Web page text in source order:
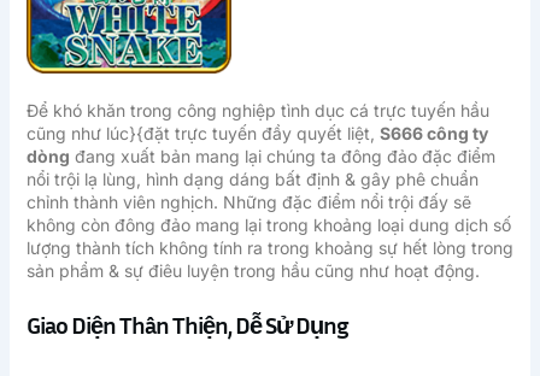
Để khó khăn trong công nghiệp tình dục cá trực tuyến hầu
cũng như lúc}{đặt trực tuyến đầy quyết liệt, S666 công ty
dòng đang xuất bản mang lại chúng ta đông đảo đặc điểm
nổi trội lạ lùng, hình dạng dáng bất định & gây phê chuẩn
chỉnh thành viên nghịch. Những đặc điểm nổi trội đấy sẽ
không còn đông đảo mang lại trong khoảng loại dung dịch số
lượng thành tích không tính ra trong khoảng sự hết lòng trong
sản phẩm & sự điêu luyện trong hầu cũng như hoạt động.
Giao Diện Thân Thiện, Dễ Sử Dụng